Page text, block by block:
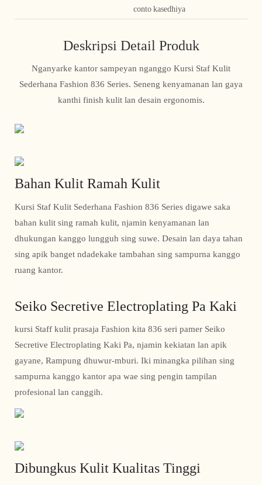
conto kasedhiya
Deskripsi Detail Produk
Nganyarke kantor sampeyan nganggo Kursi Staf Kulit
Sederhana Fashion 836 Series. Seneng kenyamanan lan gaya
kanthi finish kulit lan desain ergonomis.
Bahan Kulit Ramah Kulit
Kursi Staf Kulit Sederhana Fashion 836 Series digawe saka
bahan kulit sing ramah kulit, njamin kenyamanan lan
dhukungan kanggo lungguh sing suwe. Desain lan daya tahan
sing apik banget ndadekake tambahan sing sampurna kanggo
ruang kantor.
Seiko Secretive Electroplating Pa Kaki
kursi Staff kulit prasaja Fashion kita 836 seri pamer Seiko
Secretive Electroplating Kaki Pa, njamin kekiatan lan apik
gayane, Rampung dhuwur-mburi. Iki minangka pilihan sing
sampurna kanggo kantor apa wae sing pengin tampilan
profesional lan canggih.
Dibungkus Kulit Kualitas Tinggi